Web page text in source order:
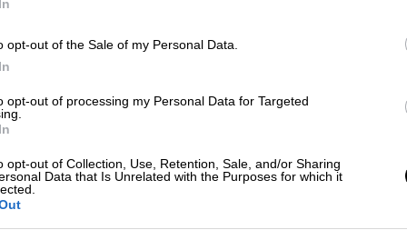
opt-out of the Sale of my Personal Data.
opt-out of processing my Personal Data for Targeted
opt-out of Collection, Use, Retention, Sale, and/or Sharing
Data that Is Unrelated with the Purposes for which it
Πιρόλα, Ρέτσος, Κοστίνια, Έσε,
Ελ Κααμπί
αντιμετωπίζει την προπορευόμενη
βαθμολογικό όφελος στη μάχη για
από τον ΠΑΟΚ, την ώρα που η
ώστε να διατηρήσει
της (+5 από τον Ολυμπιακό και +8 από